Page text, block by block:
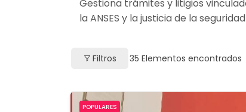
Gestiona trámites y litigios
la ANSES y la justicia de la
Filtros 35 Elementos encontrados
POPULARES